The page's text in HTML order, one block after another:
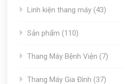
Linh kiện thang máy 4343
Sản phẩm
110110
Thang Máy Bệnh Viện
77
Thang Máy Gia Đình
3737